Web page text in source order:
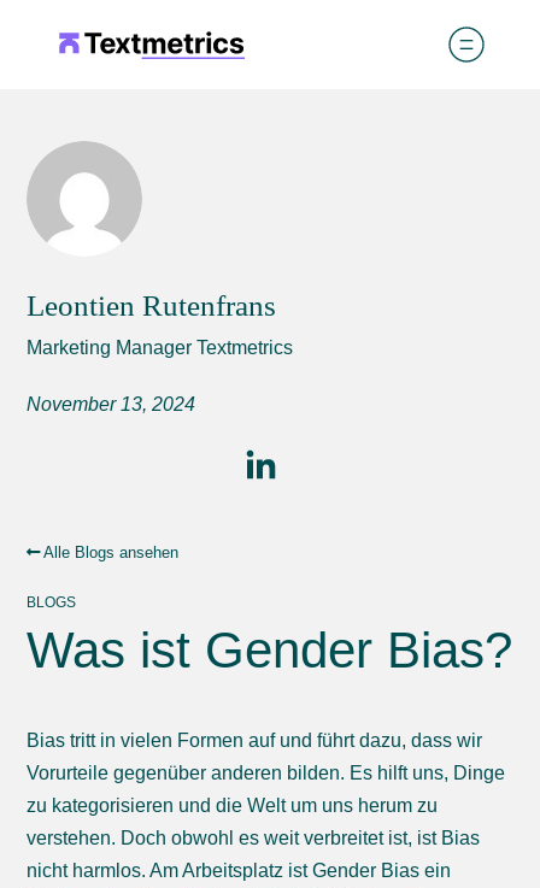
Leontien Rutenfrans
Marketing Manager Textmetrics
November 13, 2024
Alle Blogs ansehen
BLOGS
Was ist Gender Bias?
Bias tritt in vielen Formen auf und führt dazu, dass wir
Vorurteile gegenüber anderen bilden. Es hilft uns, Dinge
zu kategorisieren und die Welt um uns herum zu
verstehen. Doch obwohl es weit verbreitet ist, ist Bias
nicht harmlos. Am Arbeitsplatz ist Gender Bias ein